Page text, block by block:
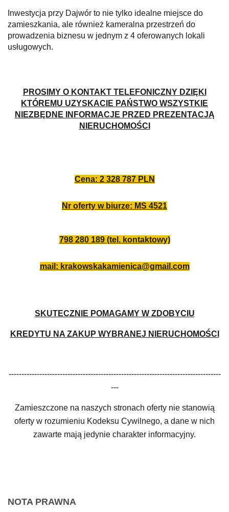
Inwestycja przy Dajwór to nie tylko idealne miejsce do
zamieszkania, ale również kameralna przestrzeń do
prowadzenia biznesu w jednym z 4 oferowanych lokali
usługowych.
PROSIMY O KONTAKT TELEFONICZNY DZIĘKI
KTÓREMU UZYSKACIE PAŃSTWO WSZYSTKIE
NIEZBĘDNE INFORMACJE PRZED PREZENTACJĄ
NIERUCHOMOŚCI
Cena: 2 328 787 PLN
Nr oferty w biurze: MS 4521
798 280 189 (tel. kontaktowy)
mail: krakowskakamienica@gmail.com
SKUTECZNIE POMAGAMY W ZDOBYCIU
KREDYTU NA ZAKUP WYBRANEJ NIERUCHOMOŚCI
-----------------------------------------------------------------------------------
---
Zamieszczone na naszych stronach oferty nie stanowią
oferty w rozumieniu Kodeksu Cywilnego, a dane w nich
zawarte mają jedynie charakter informacyjny.
NOTA PRAWNA